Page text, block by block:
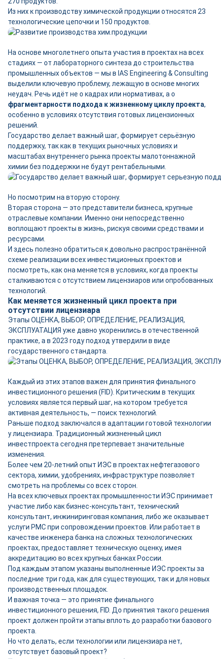
Из них к производству химической продукции относятся 23
технологические цепочки и 150 продуктов.
На основе многолетнего опыта участия в проектах на всех
стадиях — от лабораторного синтеза до строительства
промышленных объектов — мы в IAS Engineering & Consulting
выделили ключевую проблему, лежащую в основе многих
неудач. Речь идёт не о кадрах или нормативах, а о
фрагментарности подхода к жизненному циклу проекта,
особенно в условиях отсутствия готовых лицензионных
решений.
Государство делает важный шаг, формирует серьёзную
поддержку, так как в текущих рыночных условиях и
масштабах внутреннего рынка проекты малотоннажной
химии без поддержки не будут рентабельными.
Но посмотрим на вторую сторону.
Вторая сторона — это представители бизнеса, крупные
отраслевые компании. Именно они непосредственно
воплощают проекты в жизнь, рискуя своими средствами и
ресурсами.
И здесь полезно обратиться к довольно распространённой
схеме реализации всех инвестиционных проектов и
посмотреть, как она меняется в условиях, когда проекты
сталкиваются с отсутствием лицензиаров или опробованных
технологий.
Как меняется жизненный цикл проекта при
отсутствии лицензиара
Этапы ОЦЕНКА, ВЫБОР, ОПРЕДЕЛЕНИЕ, РЕАЛИЗАЦИЯ,
ЭКСПЛУАТАЦИЯ уже давно укоренились в отечественной
практике, а в 2023 году подход утвердили в виде
государственного стандарта.
Каждый из этих этапов важен для принятия финального
инвестиционного решения (FID). Критическим в текущих
условиях является первый шаг, на котором требуется
активная деятельность, — поиск технологий.
Раньше подход заключался в адаптации готовой технологии
у лицензиара. Традиционный жизненный цикл
инвестпроекта сегодня претерпевает значительные
изменения.
Более чем 20-летний опыт ИЭС в проектах нефтегазового
сектора, химии, удобрениях, инфраструктуре позволяет
смотреть на проблемы со всех сторон.
На всех ключевых проектах промышленности ИЭС принимает
участие либо как бизнес-консультант, технический
консультант, инжиниринговая компания, либо же оказывает
услуги PMC при сопровождении проектов. Или работает в
качестве инженера банка на сложных технологических
проектах, предоставляет техническую оценку, имея
аккредитацию во всех крупных банках России.
Под каждым этапом указаны выполненные ИЭС проекты за
последние три года, как для существующих, так и для новых
производственных площадок.
И важная точка — это принятие финального
инвестиционного решения, FID. До принятия такого решения
проект должен пройти этапы вплоть до разработки базового
проекта.
Но что делать, если технологии или лицензиара нет,
отсутствует базовый проект?